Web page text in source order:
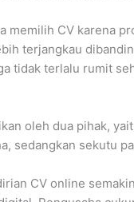
memilih CV karena
terjangkau
tidak terlalu rumit
oleh dua pihak,
sedangkan sekutu
CV online